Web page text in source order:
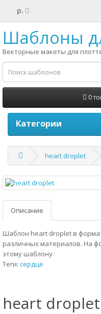
р.
Шаблоны
Векторные макеты для
0
Категории
heart droplet
Описание
Шаблон heart droplet в
различных материалов. На
этому шаблону.
Теги: сердце
heart droplet